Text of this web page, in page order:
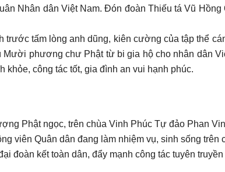
Nhân dân Việt Nam. Đón đoàn Thiếu tá Vũ
tấm lòng anh dũng, kiên cường của tập thể
phương chư Phật từ bi gia hộ cho nhân dân
khỏe, công tác tốt, gia đình an vui hạnh phúc.
Phật ngọc, trên chùa Vinh Phúc Tự đảo Phan
viên Quân dân đang làm nhiệm vụ, sinh sống trên
đoàn kết toàn dân, đẩy mạnh công tác tuyên